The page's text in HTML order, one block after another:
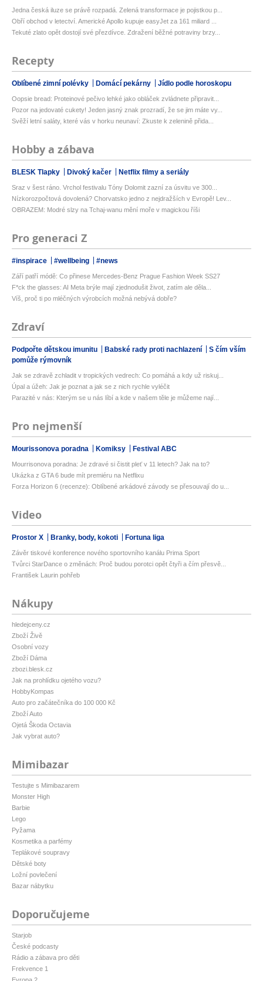
Jedna česká iluze se právě rozpadá. Zelená transformace je pojistkou p...
Obří obchod v letectví. Americké Apollo kupuje easyJet za 161 miliard ...
Tekuté zlato opět dostojí své přezdívce. Zdražení běžné potraviny brzy...
Recepty
Oblíbené zimní polévky Domácí pekárny Jídlo podle horoskopu
Oopsie bread: Proteinové pečivo lehké jako obláček zvládnete připravit...
Pozor na jedovaté cukety! Jeden jasný znak prozradí, že se jim máte vy...
Svěží letní saláty, které vás v horku neunaví: Zkuste k zelenině přida...
Hobby a zábava
BLESK Tlapky Divoký kačer Netflix filmy a seriály
Sraz v šest ráno. Vrchol festivalu Tóny Dolomit zazní za úsvitu ve 300...
Nízkorozpočtová dovolená? Chorvatsko jedno z nejdražších v Evropě! Lev...
OBRAZEM: Modré slzy na Tchaj-wanu mění moře v magickou říši
Pro generaci Z
#inspirace #wellbeing #news
Září patří módě: Co přinese Mercedes-Benz Prague Fashion Week SS27
F*ck the glasses: AI Meta brýle mají zjednodušit život, zatím ale děla...
Víš, proč ti po mléčných výrobcích možná nebývá dobře?
Zdraví
Podpořte dětskou imunitu Babské rady proti nachlazení
S čím vším
pomůže rýmovník
Jak se zdravě zchladit v tropických vedrech: Co pomáhá a kdy už riskuj...
Úpal a úžeh: Jak je poznat a jak se z nich rychle vyléčit
Parazité v nás: Kterým se u nás líbí a kde v našem těle je můžeme nají...
Pro nejmenší
Mourissonova poradna Komiksy Festival ABC
Mourrisonova poradna: Je zdravé si čistit pleť v 11 letech? Jak na to?
Ukázka z GTA 6 bude mít premiéru na Netflixu
Forza Horizon 6 (recenze): Oblíbené arkádové závody se přesouvají do u...
Video
Prostor X Branky, body, kokoti Fortuna liga
Závěr tiskové konference nového sportovního kanálu Prima Sport
Tvůrci StarDance o změnách: Proč budou porotci opět čtyři a čím přesvě...
František Laurin pohřeb
Nákupy
hledejceny.cz
Zboží Živě
Osobní vozy
Zboží Dáma
zbozi.blesk.cz
Jak na prohlídku ojetého vozu?
HobbyKompas
Auto pro začátečníka do 100 000 Kč
Zboží Auto
Ojetá Škoda Octavia
Jak vybrat auto?
Mimibazar
Testujte s Mimibazarem
Monster High
Barbie
Lego
Pyžama
Kosmetika a parfémy
Teplákové soupravy
Dětské boty
Ložní povlečení
Bazar nábytku
Doporučujeme
Starjob
České podcasty
Rádio a zábava pro děti
Frekvence 1